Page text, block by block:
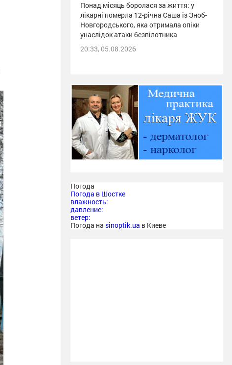
Понад місяць боролася за життя: у
лікарні померла 12-річна Саша із Зноб-
Новгородського, яка отримала опіки
унаслідок атаки безпілотника
20:33, 05.08.2026
Погода
Погода в Шостке
влажность:
давление:
ветер:
Погода на sinoptik.ua в Киеве